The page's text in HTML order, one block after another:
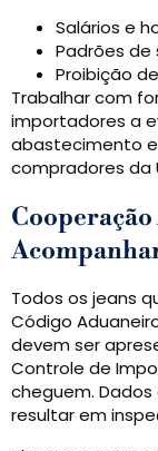
Salários e
Padrões de
Proibição
Trabalhar com
importadores a
abastecimento
compradores da
Todos os jeans
Código
devem ser
Controle de
cheguem.
resultar em